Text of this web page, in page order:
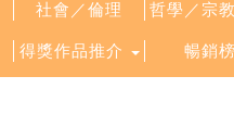
社會／倫理 哲學／宗
得獎作品推介 暢銷榜